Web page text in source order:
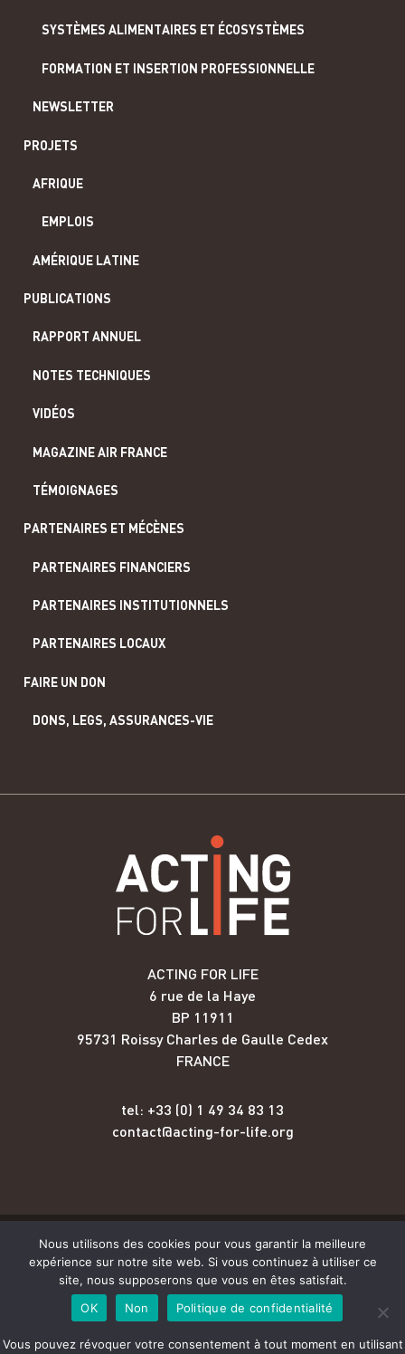
SYSTÈMES ALIMENTAIRES ET ÉCOSYSTÈMES
FORMATION ET INSERTION PROFESSIONNELLE
NEWSLETTER
PROJETS
AFRIQUE
EMPLOIS
AMÉRIQUE LATINE
PUBLICATIONS
RAPPORT ANNUEL
NOTES TECHNIQUES
VIDÉOS
MAGAZINE AIR FRANCE
TÉMOIGNAGES
PARTENAIRES ET MÉCÈNES
PARTENAIRES FINANCIERS
PARTENAIRES INSTITUTIONNELS
PARTENAIRES LOCAUX
FAIRE UN DON
DONS, LEGS, ASSURANCES-VIE
ACTING FOR LIFE
6 rue de la Haye
BP 11911
95731 Roissy Charles de Gaulle Cedex
FRANCE
tel: +33 (0) 1 49 34 83 13
contact@acting-for-life.org
Copyright © Acting for Life 2026
Mentions légales
Nous utilisons des cookies pour vous garantir la meilleure
expérience sur notre site web. Si vous continuez à utiliser ce
site, nous supposerons que vous en êtes satisfait.
OK
Non Politique de confidentialité
Vous pouvez révoquer votre consentement à tout moment en utilisant